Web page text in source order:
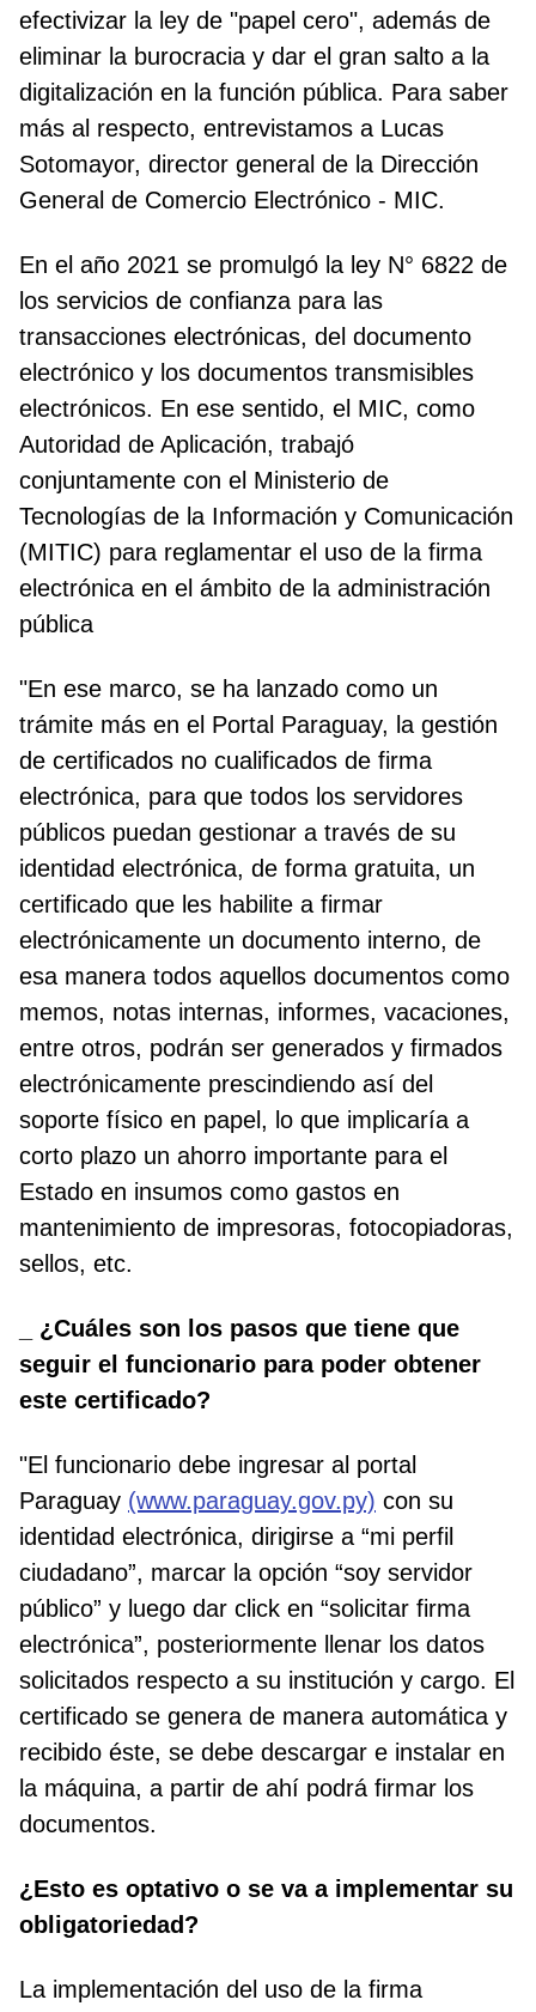
efectivizar la ley de "papel cero", además de
eliminar la burocracia y dar el gran salto a la
digitalización en la función pública. Para saber
más al respecto, entrevistamos a Lucas
Sotomayor, director general de la Dirección
General de Comercio Electrónico - MIC.
En el año 2021 se promulgó la ley N° 6822 de
los servicios de confianza para las
transacciones electrónicas, del documento
electrónico y los documentos transmisibles
electrónicos. En ese sentido, el MIC, como
Autoridad de Aplicación, trabajó
conjuntamente con el Ministerio de
Tecnologías de la Información y Comunicación
(MITIC) para reglamentar el uso de la firma
electrónica en el ámbito de la administración
pública
"En ese marco, se ha lanzado como un
trámite más en el Portal Paraguay, la gestión
de certificados no cualificados de firma
electrónica, para que todos los servidores
públicos puedan gestionar a través de su
identidad electrónica, de forma gratuita, un
certificado que les habilite a firmar
electrónicamente un documento interno, de
esa manera todos aquellos documentos como
memos, notas internas, informes, vacaciones,
entre otros, podrán ser generados y firmados
electrónicamente prescindiendo así del
soporte físico en papel, lo que implicaría a
corto plazo un ahorro importante para el
Estado en insumos como gastos en
mantenimiento de impresoras, fotocopiadoras,
sellos, etc.
_ ¿Cuáles son los pasos que tiene que
seguir el funcionario para poder obtener
este certificado?
"El funcionario debe ingresar al portal
Paraguay (www.paraguay.gov.py) con su
identidad electrónica, dirigirse a “mi perfil
ciudadano”, marcar la opción “soy servidor
público” y luego dar click en “solicitar firma
electrónica”, posteriormente llenar los datos
solicitados respecto a su institución y cargo. El
certificado se genera de manera automática y
recibido éste, se debe descargar e instalar en
la máquina, a partir de ahí podrá firmar los
documentos.
¿Esto es optativo o se va a implementar su
obligatoriedad?
La implementación del uso de la firma